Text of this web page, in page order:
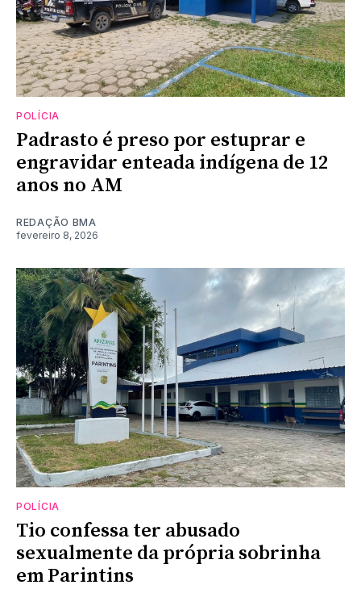
POLÍCIA
Padrasto é preso por estuprar e
engravidar enteada indígena de 12
anos no AM
REDAÇÃO BMA
fevereiro 8, 2026
POLÍCIA
Tio confessa ter abusado
sexualmente da própria sobrinha
em Parintins